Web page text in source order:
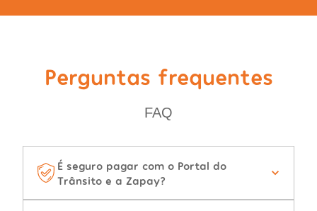
Perguntas frequentes
FAQ
É seguro pagar com o Portal do
Trânsito e a Zapay?